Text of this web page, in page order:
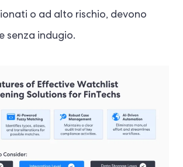
o ad alto rischio, devono
senza indugio.